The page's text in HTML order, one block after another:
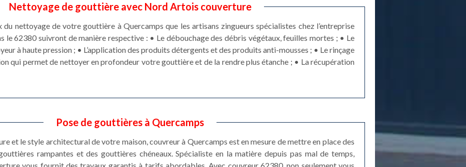
Nettoyage de gouttière avec Nord Artois couverture
du nettoyage de votre gouttière à Quercamps que les artisans zingueurs spécialistes chez l’entreprise
le 62380 suivront de manière respective : • Le débouchage des débris végétaux, feuilles mortes ; • Le
à haute pression ; • L’application des produits détergents et des produits anti-mousses ; • Le rinçage
qui permet de nettoyer en profondeur votre gouttière et de la rendre plus étanche ; • La récupération
Pose de gouttières à Quercamps
et le style architectural de votre maison, couvreur à Quercamps est en mesure de mettre en place des
rampantes et des gouttières chéneaux. Spécialiste en la matière depuis pas mal de temps,